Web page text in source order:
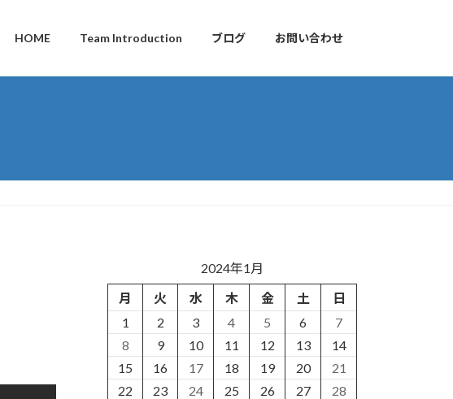
HOME Team Introduction ブログ お問い合わせ
2024年1月
月
火 水 木 金 土
日
1
2 3 4 5 6
7
8
9 10 11 12 13
14
15
16 17 18 19 20
21
22
23 24 25 26 27
28